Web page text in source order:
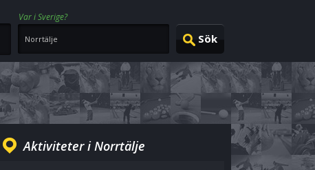
Var i Sverige?
Aktiviteter i Norrtälje